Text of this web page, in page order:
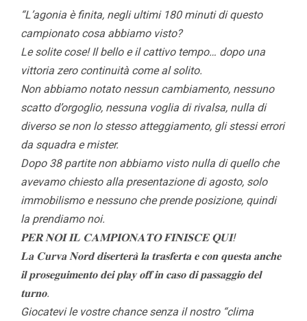
“L’agonia è finita, negli ultimi 180 minuti di questo
campionato cosa abbiamo visto?
Le solite cose! Il bello e il cattivo tempo… dopo una
vittoria zero continuità come al solito.
Non abbiamo notato nessun cambiamento, nessuno
scatto d’orgoglio, nessuna voglia di rivalsa, nulla di
diverso se non lo stesso atteggiamento, gli stessi errori
da squadra e mister.
Dopo 38 partite non abbiamo visto nulla di quello che
avevamo chiesto alla presentazione di agosto, solo
immobilismo e nessuno che prende posizione, quindi
la prendiamo noi.
𝐏𝐄𝐑 𝐍𝐎𝐈 𝐈𝐋 𝐂𝐀𝐌𝐏𝐈𝐎𝐍𝐀𝐓𝐎 𝐅𝐈𝐍𝐈𝐒𝐂𝐄 𝐐𝐔𝐈!
𝐋𝐚 𝐂𝐮𝐫𝐯𝐚 𝐍𝐨𝐫𝐝 𝐝𝐢𝐬𝐞𝐫𝐭𝐞𝐫𝐚̀ 𝐥𝐚 𝐭𝐫𝐚𝐬𝐟𝐞𝐫𝐭𝐚 𝐞 𝐜𝐨𝐧 𝐪𝐮𝐞𝐬𝐭𝐚 𝐚𝐧𝐜𝐡𝐞
𝐢𝐥 𝐩𝐫𝐨𝐬𝐞𝐠𝐮𝐢𝐦𝐞𝐧𝐭𝐨 𝐝𝐞𝐢 𝐩𝐥𝐚𝐲 𝐨𝐟𝐟 𝐢𝐧 𝐜𝐚𝐬𝐨 𝐝𝐢 𝐩𝐚𝐬𝐬𝐚𝐠𝐠𝐢𝐨 𝐝𝐞𝐥
𝐭𝐮𝐫𝐧𝐨.
Giocatevi le vostre chance senza il nostro “clima